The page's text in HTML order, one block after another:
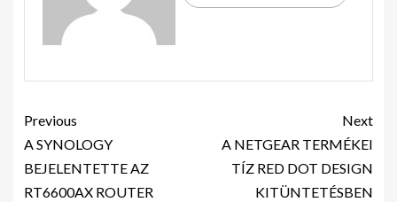
Previous
A SYNOLOGY
BEJELENTETTE AZ
RT6600AX ROUTER
Next
A NETGEAR TERMÉKEI
TÍZ RED DOT DESIGN
KITÜNTETÉSBEN